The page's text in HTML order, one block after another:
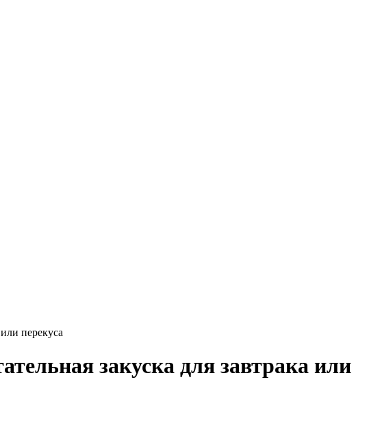
перекуса
закуска для завтрака или